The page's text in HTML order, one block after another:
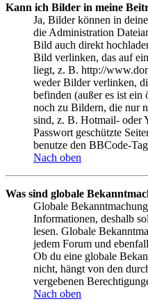
Kann ich Bilder in meine
Ja, Bilder können in
die Administration
Bild auch direkt
Bild verlinken, das auf
liegt, z. B. http://
weder Bilder verlinken,
befinden (außer es ist
noch zu Bildern, die nur
sind, z. B. Hotmail- oder
Passwort geschützte
benutze den BBCode-
Nach oben
Was sind globale
Globale
Informationen, deshalb
lesen. Globale
jedem Forum und
Ob du eine globale
nicht, hängt von den
vergebenen
Nach oben